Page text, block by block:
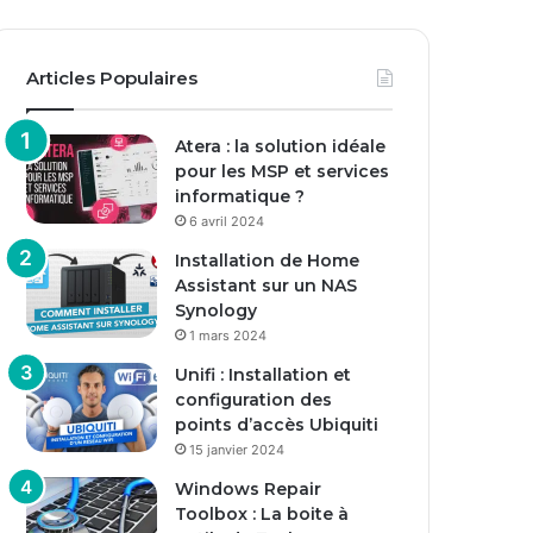
Articles Populaires
Atera : la solution idéale
pour les MSP et services
informatique ?
6 avril 2024
Installation de Home
Assistant sur un NAS
Synology
1 mars 2024
Unifi : Installation et
configuration des
points d’accès Ubiquiti
15 janvier 2024
Windows Repair
Toolbox : La boite à